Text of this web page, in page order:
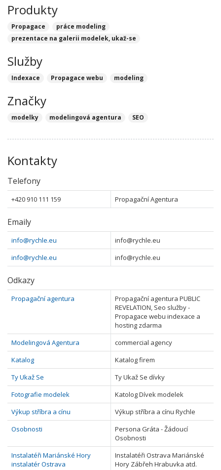
Produkty
Propagace
práce modeling
prezentace na galerii modelek, ukaž-se
Služby
Indexace Propagace webu modeling
Značky
modelky modelingová agentura SEO
Kontakty
Telefony
+420 910 111 159 Propagační Agentura
Emaily
info@rychle.eu
info@rychle.eu
info@rychle.eu
info@rychle.eu
Odkazy
Propagační agentura
Propagační agentura PUBLIC
REVELATION, Seo služby -
Propagace webu indexace a
hosting zdarma
Modelingová Agentura
commercial agency
Katalog
Katalog firem
Ty Ukaž Se
Ty Ukaž Se dívky
Fotografie modelek
Katolog Dívek modelek
Výkup stříbra a cínu
Výkup stříbra a cínu Rychle
Osobnosti
Persona Gráta - Žádoucí
Osobnosti
Instalatéři Mariánské Hory
instalatér Ostrava
Instalatéři Ostrava Mariánské
Hory Zábřeh Hrabuvka atd.